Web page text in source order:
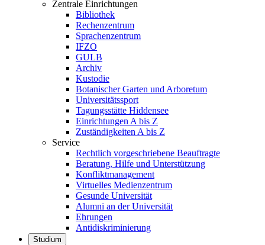
Zentrale Einrichtungen
Bibliothek
Rechenzentrum
Sprachenzentrum
IFZO
GULB
Archiv
Kustodie
Botanischer Garten und Arboretum
Universitätssport
Tagungsstätte Hiddensee
Einrichtungen A bis Z
Zuständigkeiten A bis Z
Service
Rechtlich vorgeschriebene Beauftragte
Beratung, Hilfe und Unterstützung
Konfliktmanagement
Virtuelles Medienzentrum
Gesunde Universität
Alumni an der Universität
Ehrungen
Antidiskriminierung
Studium